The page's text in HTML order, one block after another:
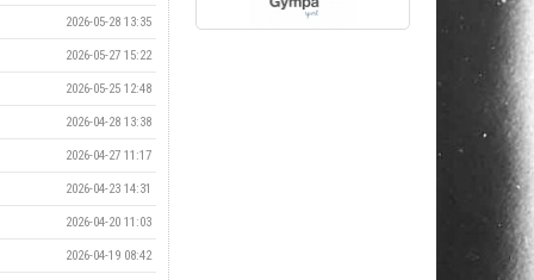
2026-05-28 13:35
2026-05-27 15:22
2026-05-25 12:48
2026-04-28 13:38
2026-04-27 11:17
2026-04-23 14:31
2026-04-20 11:03
2026-04-19 08:42